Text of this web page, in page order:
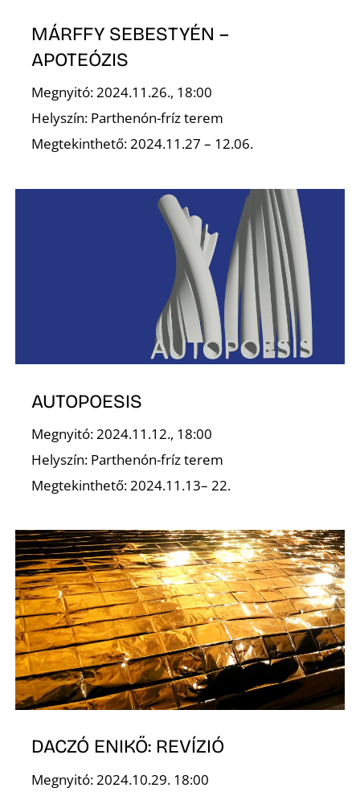
MÁRFFY SEBESTYÉN –
APOTEÓZIS
Megnyitó: 2024.11.26., 18:00
Helyszín: Parthenón-fríz terem
Megtekinthető: 2024.11.27 – 12.06.
AUTOPOESIS
Megnyitó: 2024.11.12., 18:00
Helyszín: Parthenón-fríz terem
Megtekinthető: 2024.11.13– 22.
DACZÓ ENIKŐ: REVÍZIÓ
Megnyitó: 2024.10.29. 18:00